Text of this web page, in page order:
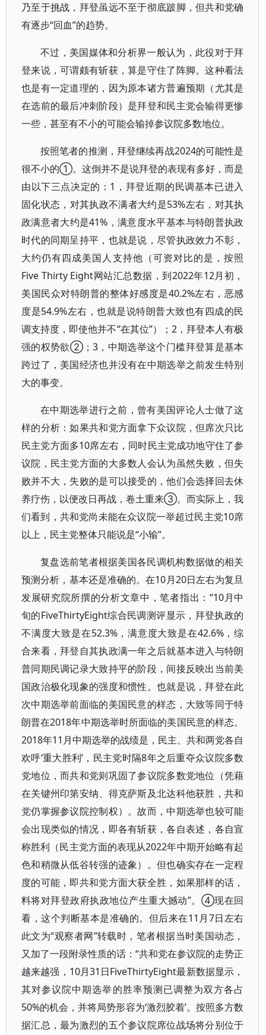
乃至于挑战，拜登虽远不至于彻底跛脚，但共和党确
有逐步“回血”的趋势。
不过，美国媒体和分析界一般认为，此役对于拜
登来说，可谓颇有斩获，算是守住了阵脚。这种看法
也是有一定道理的，因为原本诸方普遍预期（尤其是
在选前的最后冲刺阶段）是拜登和民主党会输得更惨
一些，甚至有不小的可能会输掉参议院多数地位。
按照笔者的推测，拜登继续再战2024的可能性是
很不小的①。这倒并不是说拜登的表现有多好，而是
由以下三点决定的：1，拜登近期的民调基本已进入
固化状态，对其执政不满者大约是53%左右，对其执
政满意者大约是41%，满意度水平基本与特朗普执政
时代的同期呈持平，也就是说，尽管执政效力不彰，
大约仍有四成美国人支持他（可资对比的是，按照
Five Thirty Eight网站汇总数据，到2022年12月初，
美国民众对特朗普的整体好感度是40.2%左右，恶感
度是54.9%左右，也就是说特朗普大致也有四成的民
调支持度，即使他并不“在其位”）；2，拜登本人有极
强的权势欲②；3，中期选举这个门槛拜登算是基本
跨过了，美国经济也并没有在中期选举之前发生特别
大的事变。
在中期选举进行之前，曾有美国评论人士做了这
样的分析：如果共和党方面拿下众议院，但席次只比
民主党方面多10席左右，同时民主党成功地守住了参
议院，民主党方面的大多数人会认为虽然失败，但失
败并不大，失败的是可以接受的，他们会选择回去休
养疗伤，以便改日再战，卷土重来③。而实际上，我
们看到，共和党尚未能在众议院一举超过民主党10席
以上，民主党整体只能说是“小输”。
复盘选前笔者根据美国各民调机构数据做的相关
预测分析，基本还是准确的。在10月20日左右为复旦
发展研究院所撰的分析文章中，笔者指出：“10月中
旬的FiveThirtyEight综合民调测评显示，拜登执政的
不满度大致是在52.3%，满意度大致是在42.6%，综
合来看，拜登自其执政满一年之后就基本进入与特朗
普同期民调记录大致持平的阶段，间接反映出当前美
国政治极化现象的强度和惯性。也就是说，拜登在此
次中期选举前面临的美国民意的样态，大致等同于特
朗普在2018年中期选举时所面临的美国民意的样态。
2018年11月中期选举的战绩是，民主、共和两党各自
欢呼‘重大胜利’，民主党时隔8年之后重夺众议院多数
党地位，而共和党则巩固了参议院多数党地位（凭藉
在关键州印第安纳、得克萨斯及北达科他获胜，共和
党仍掌握参议院控制权）。故而，中期选举也较可能
会出现类似的情况，即各有斩获，各自表述，各自宣
称胜利（民主党方面的表现从2022年中期开始略有起
色和稍微从低谷转强的迹象）。但也确实存在一定程
度的可能，即共和党方面大获全胜，如果那样的话，
料将对拜登政府执政地位产生重大撼动”。④现在回
看，这个判断基本是准确的。但后来在11月7日左右
此文为“观察者网”转载时，笔者根据当时美国动态，
又加了一段附录性质的话：“共和党在参议院的走势正
越来越强，10月31日FiveThirtyEight最新数据显示，
其对参议院中期选举的胜率预测已调整为双方各占
50%的机会，并将局势形容为‘激烈胶着’。按照多方数
据汇总，最为激烈的五个参议院席位战场将分别位于